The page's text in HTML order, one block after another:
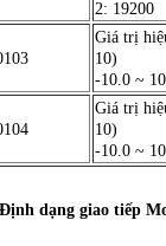
2: 19200
Giá trị
10)
-10.0 ~
Giá trị
10)
-10.0 ~
Định dạng giao tiếp